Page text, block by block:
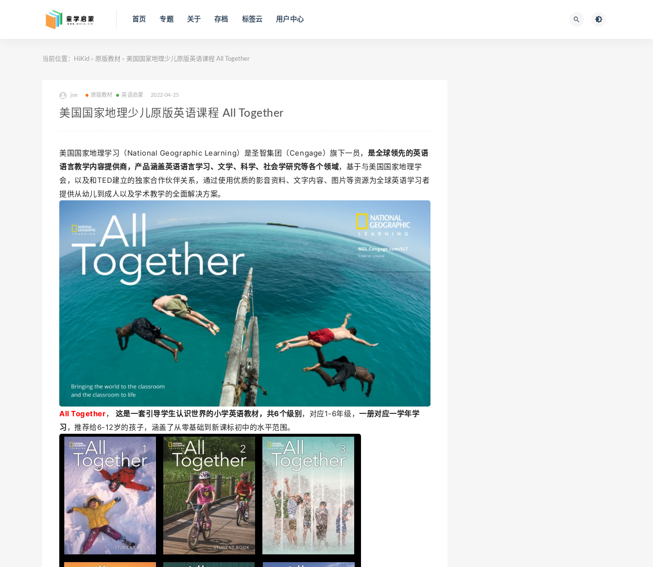
首页 专题 关于 存档 标签云 用户中心
当前位置： HiKid > 原版教材 > 美国国家地理少儿原版英语课程 All Together
joe 原版教材 英语启蒙 2022-04-25
美国国家地理少儿原版英语课程 All Together
美国国家地理学习（National Geographic Learning）是圣智集团（Cengage）旗下一员，是全球领先的英语
语言教学内容提供商，产品涵盖英语语言学习、文学、科学、社会学研究等各个领域，基于与美国国家地理学
会，以及和TED建立的独家合作伙伴关系，通过使用优质的影音资料、文字内容、图片等资源为全球英语学习者
提供从幼儿到成人以及学术教学的全面解决方案。
All Together， 这是一套引导学生认识世界的小学英语教材，共6个级别 ，对应1-6年级，一册对应一学年学
习 ，推荐给6-12岁的孩子，涵盖了从零基础到新课标初中的水平范围。